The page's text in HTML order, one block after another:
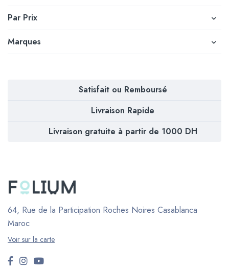
Par Prix
Marques
Satisfait ou Remboursé
Livraison Rapide
Livraison gratuite à partir de 1000 DH
64, Rue de la Participation Roches Noires Casablanca
Maroc
Voir sur la carte